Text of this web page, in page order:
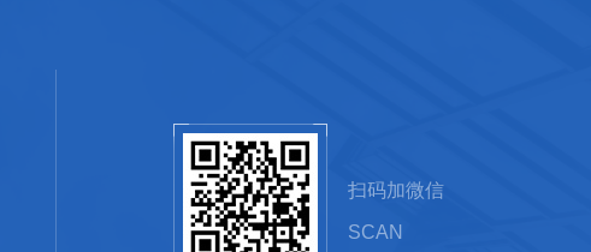
扫码加微信
SCAN